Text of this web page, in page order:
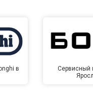
в
Сервисный